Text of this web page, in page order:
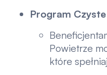
Program
Powietrze
które